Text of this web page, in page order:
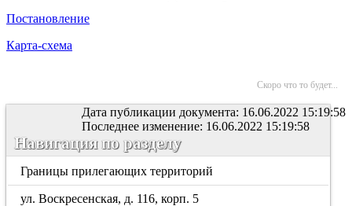
Постановление
Карта-схема
Скоро что то будет...
Дата публикации документа: 16.06.2022 15:19:58
Последнее изменение: 16.06.2022 15:19:58
Навигация по разделу
Границы прилегающих территорий
ул. Воскресенская, д. 116, корп. 5